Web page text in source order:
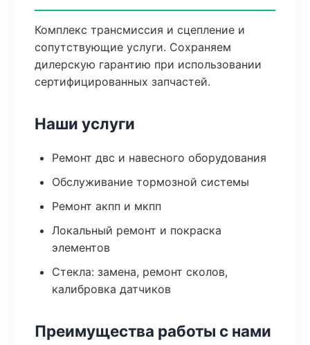
Комплекс трансмиссия и сцепление и
сопутствующие услуги. Сохраняем
дилерскую гарантию при использовании
сертифицированных запчастей.
Наши услуги
Ремонт двс и навесного оборудования
Обслуживание тормозной системы
Ремонт акпп и мкпп
Локальный ремонт и покраска
элементов
Стекла: замена, ремонт сколов,
калибровка датчиков
Преимущества работы с нами